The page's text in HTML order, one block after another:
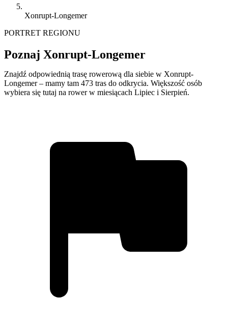
Xonrupt-Longemer
PORTRET REGIONU
Poznaj Xonrupt-Longemer
Znajdź odpowiednią trasę rowerową dla siebie w Xonrupt-
Longemer – mamy tam 473 tras do odkrycia. Większość osób
wybiera się tutaj na rower w miesiącach Lipiec i Sierpień.